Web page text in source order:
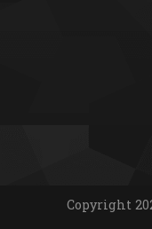
Copyright